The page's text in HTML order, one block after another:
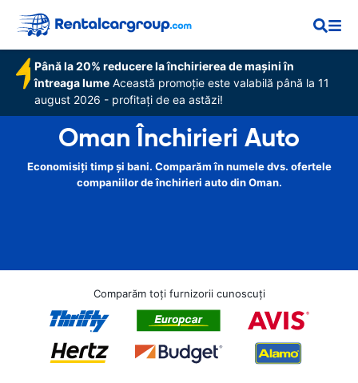
Până la 20% reducere la închirierea de mașini în
întreaga lume Această promoție este valabilă până la 11
august 2026 - profitați de ea astăzi!
Oman Închirieri Auto
Economisiți timp și bani. Comparăm în numele dvs. ofertele
companiilor de închirieri auto din Oman.
Comparăm toți furnizorii cunoscuți